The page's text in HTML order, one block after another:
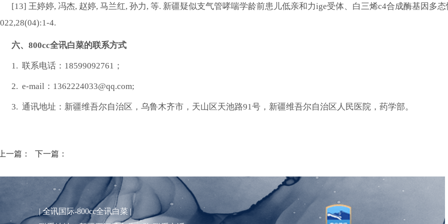
[13] 王婷婷, 冯杰, 赵婷, 马兰红, 孙力, 等. 新疆疑似支气管哮喘学龄前患儿低亲和力ige受体、白三烯c4合成酶基因多
4.
六、800cc全讯白菜的联系方式
1. 联系电话： 18599092761 ；
2. e-mail ： 1362224033@qq.com;
3. 通讯地址：新疆维吾尔自治区，乌鲁木齐市，天山区天池路91号，新疆维吾尔自治区人民医院，药学部。
一篇： 下一篇：
|全讯国际-800cc全讯白菜 |